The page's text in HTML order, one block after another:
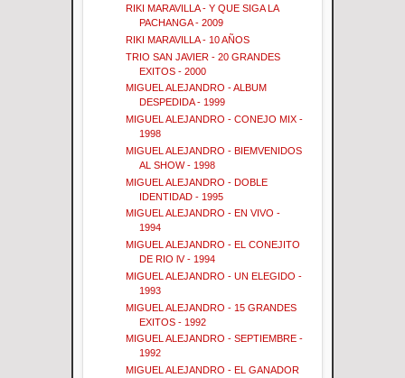
RIKI MARAVILLA - Y QUE SIGA LA
PACHANGA - 2009
RIKI MARAVILLA - 10 AÑOS
TRIO SAN JAVIER - 20 GRANDES
EXITOS - 2000
MIGUEL ALEJANDRO - ALBUM
DESPEDIDA - 1999
MIGUEL ALEJANDRO - CONEJO MIX -
1998
MIGUEL ALEJANDRO - BIEMVENIDOS
AL SHOW - 1998
MIGUEL ALEJANDRO - DOBLE
IDENTIDAD - 1995
MIGUEL ALEJANDRO - EN VIVO -
1994
MIGUEL ALEJANDRO - EL CONEJITO
DE RIO lV - 1994
MIGUEL ALEJANDRO - UN ELEGIDO -
1993
MIGUEL ALEJANDRO - 15 GRANDES
EXITOS - 1992
MIGUEL ALEJANDRO - SEPTIEMBRE -
1992
MIGUEL ALEJANDRO - EL GANADOR